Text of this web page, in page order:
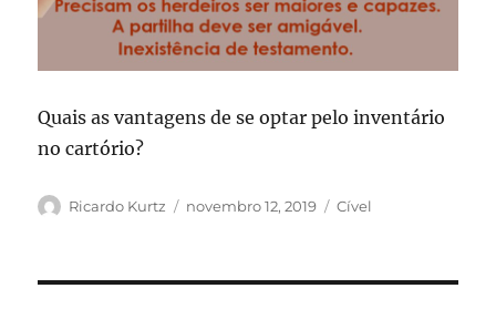
Quais as vantagens de se optar pelo inventário
no cartório?
Autor
Ricardo Kurtz
Publicado
novembro 12, 2019 Categorias
Cível